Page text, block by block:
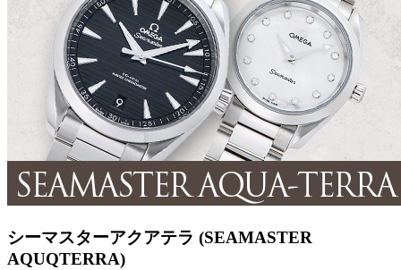
シーマスターアクアテラ (SEAMASTER
AQUQTERRA)